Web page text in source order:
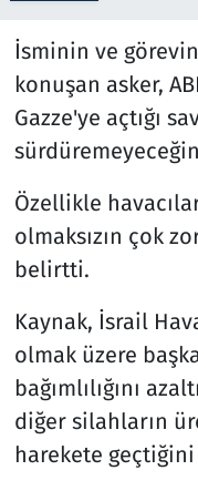
İsminin ve
konuşan asker,
Gazze'ye açtığı
Özellikle
olmaksızın çok
belirtti.
Kaynak, İsrail
olmak üzere
bağımlılığını
diğer silahların
harekete
Spor
Teknoloji ve
Televizyon